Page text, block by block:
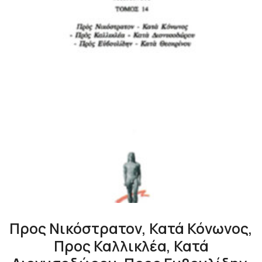
Προς Νικόστρατον, Κατά Κόνωνος,
Προς Καλλικλέα, Κατά